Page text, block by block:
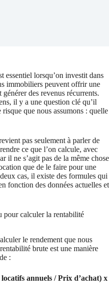
essentiel lorsqu’on investit dans
immobiliers peuvent offrir une
des revenus récurrents.
il y a une question clé qu’il
que nous assumons : quelle
pas seulement à parler de
ce que l’on calcule, avec
il ne s’agit pas de la même chose
que de le faire pour une
cas, il existe des formules qui
fonction des données actuelles et
pour calculer la rentabilité
le rendement que nous
brute est une manière
:
annuels / Prix d’achat) x